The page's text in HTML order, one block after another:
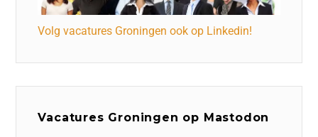
Volg vacatures Groningen ook op Linkedin!
Vacatures Groningen op Mastodon